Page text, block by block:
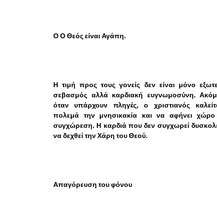
Ο Ο Θεός είναι Αγάπη.
Η τιμή προς τους γονείς δεν είναι μόνο
σεβασμός αλλά καρδιακή ευγνωμοσύνη.
όταν υπάρχουν πληγές, ο χριστιανός
πολεμά την μνησικακία και να αφήνει
συγχώρεση. Η καρδιά που δεν συγχωρεί
να δεχθεί την Χάρη του Θεού.
Απαγόρευση του φόνου